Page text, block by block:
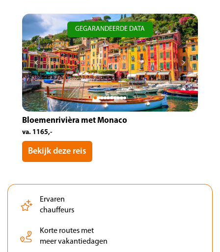
GEGARANDEERDE DATA
Bloemenrivièra met Monaco
va. 1165,-
Bekijk deze reis
Ervaren
chauffeurs
Korte routes met
meer vakantiedagen